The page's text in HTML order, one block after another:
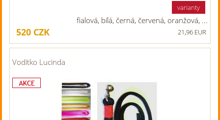
varianty
fialová, bílá, černá, červená, oranžová, ...
520 CZK 21,96 EUR
Vodítko Lucinda